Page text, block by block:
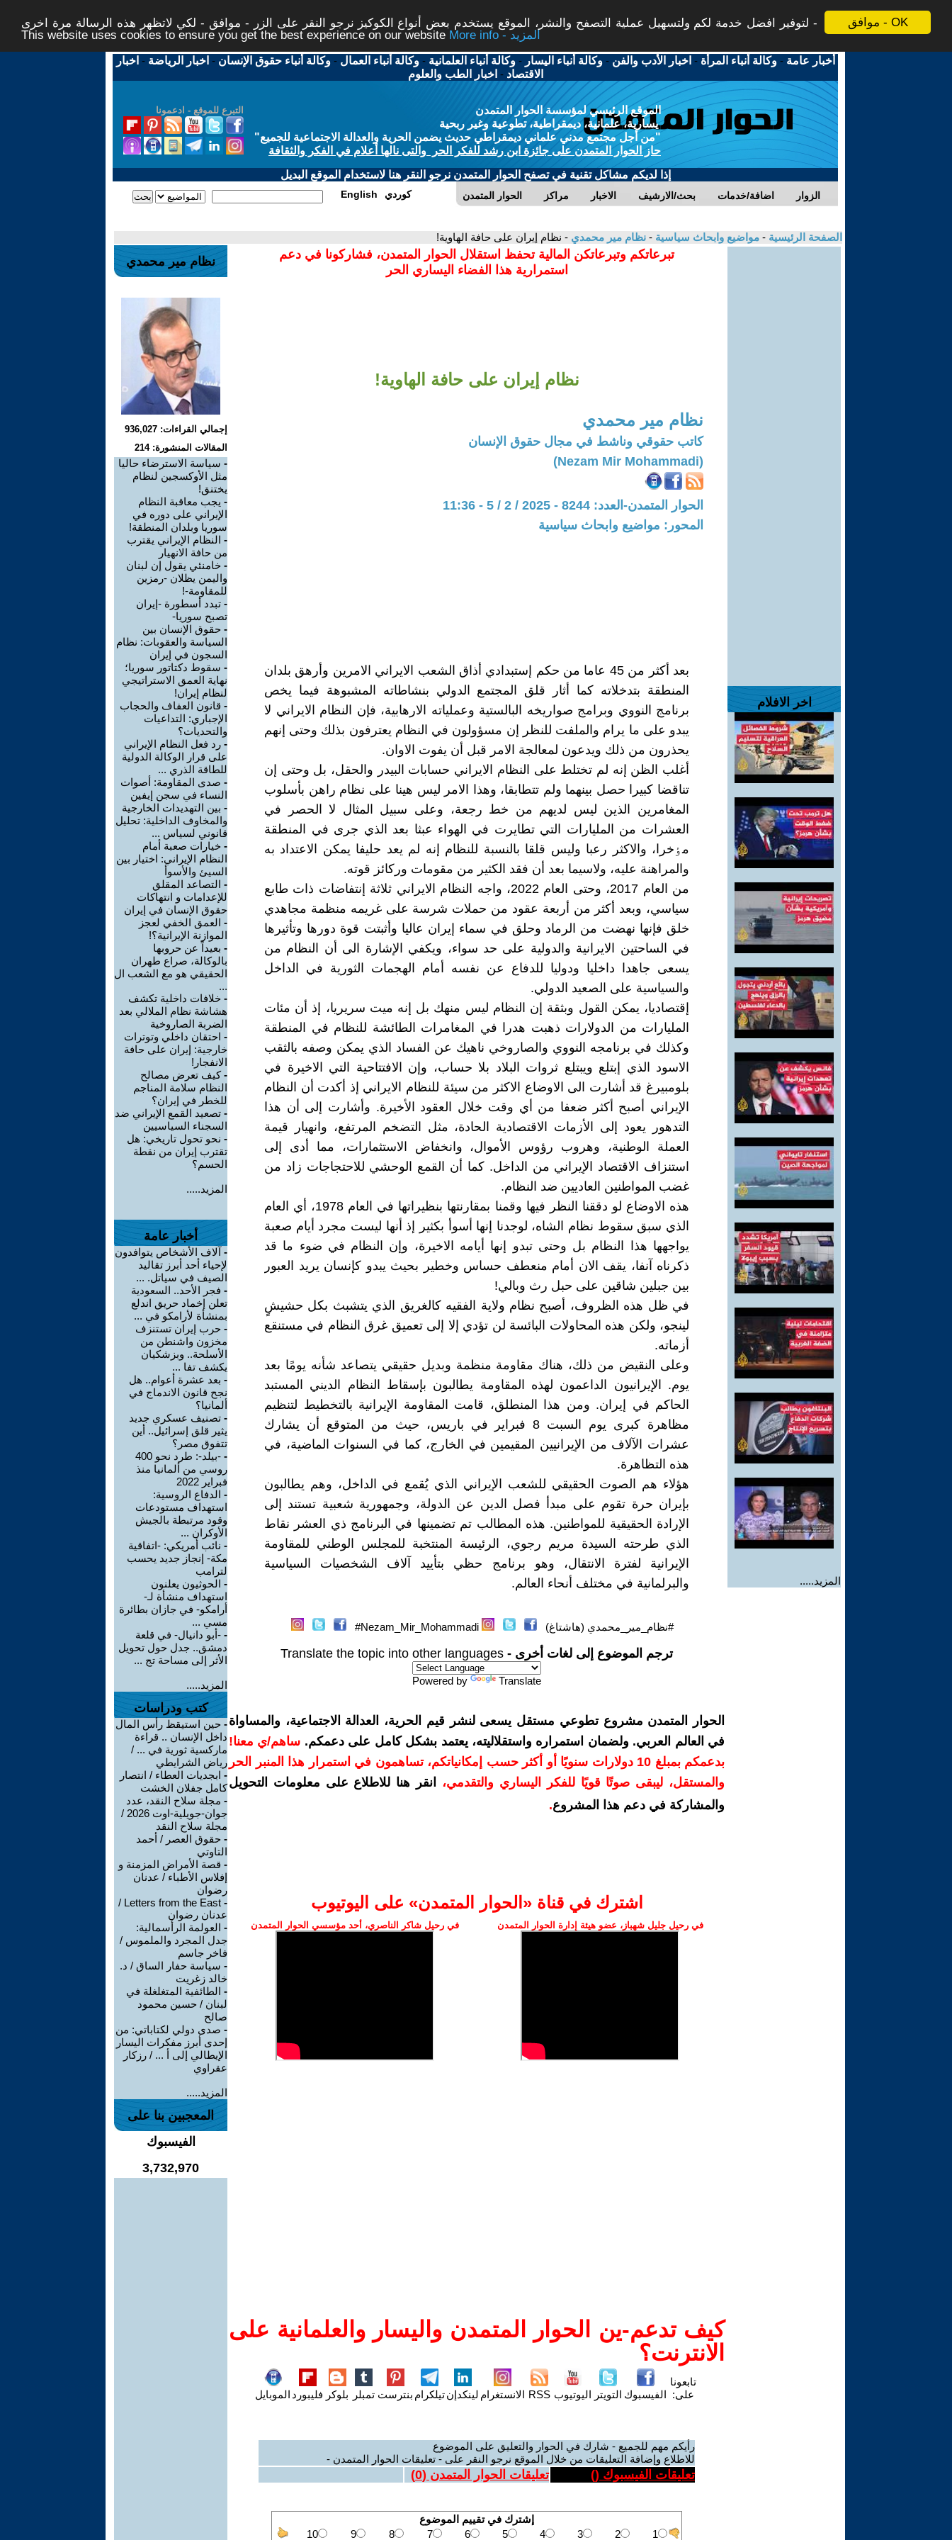
موافق - OK
لتوفير افضل خدمة لكم ولتسهيل عملية التصفح والنشر، الموقع يستخدم بعض أنواع الكوكيز نرجو النقر على الزر - موافق - لكي لاتظهر هذه الرسالة مرة اخرى -
This website uses cookies to ensure you get the best experience on our website
More info - المزيد
أخبار عامة -وكالة أنباء المرأة - اخبار الأدب والفن -وكالة أنباء اليسار -وكالة أنباء العلمانية -وكالة أنباء العمال -وكالة أنباء حقوق الإنسان - اخبار الرياضة - اخبار
الاقتصاد - اخبار الطب والعلوم
التبرع للموقع - ادعمونا
الموقع الرئيسي لمؤسسة الحوار المتمدن
يسارية، علمانية، ديمقراطية، تطوعية وغير ربحية
"من أجل مجتمع مدني علماني ديمقراطي حديث يضمن الحرية والعدالة الاجتماعية للجميع"
حاز الحوار المتمدن على جائزة ابن رشد للفكر الحر والتى نالها أعلام في الفكر والثقافة
إذا لديكم مشاكل تقنية في تصفح الحوار المتمدن نرجو النقر هنا لاستخدام الموقع البديل
الحوار المتمدن مراكز الاخبار بحث/الارشيف اضافة/خدمات الزوار English كوردي
الصفحة الرئيسية - مواضيع وابحاث سياسية - نظام مير محمدي - نظام إيران على حافة الهاوية!
اخر الافلام
المزيد.....
تبرعاتكم وتبرعاتكن المالية تحفظ استقلال الحوار المتمدن، فشاركونا في دعم
استمرارية هذا الفضاء اليساري الحر
نظام إيران على حافة الهاوية!
نظام مير محمدي
كاتب حقوقي وناشط في مجال حقوق الإنسان
(Nezam Mir Mohammadi)
الحوار المتمدن-العدد: 8244 - 2025 / 2 / 5 - 11:36
المحور: مواضيع وابحاث سياسية
بعد أکثر من 45 عاما من حکم إستبدادي أذاق الشعب الايراني الامرين وأرهق بلدان
المنطقة بتدخلاته کما أثار قلق المجتمع الدولي بنشاطاته المشبوهة فيما يخص
برنامج النووي وبرامج صواريخه البالستية وعملياته الارهابية، فإن النظام الايراني لا
يبدو على ما يرام والملفت للنظر إن مسؤولون في النظام يعترفون بذلك وحتى إنهم
يحذرون من ذلك ويدعون لمعالجة الامر قبل أن يفوت الاوان.
أغلب الظن إنه لم تختلط على النظام الايراني حسابات البيدر والحقل، بل وحتى إن
تناقضا کبيرا حصل بينهما ولم تتطابقا، وهذا الامر ليس هينا على نظام راهن بأسلوب
المغامرين الذين ليس لديهم من خط رجعة، وعلى سبيل المثال لا الحصر في
العشرات من المليارات التي تطايرت في الهواء عبثا بعد الذي جرى في المنطقة
مٶخرا، والاکثر رعبا وليس قلقا بالنسبة للنظام إنه لم يعد حليفا يمکن الاعتداد به
والمراهنة عليه، ولاسيما بعد أن فقد الکثير من مقومات ورکائز قوته.
من العام 2017، وحتى العام 2022، واجه النظام الايراني ثلاثة إنتفاضات ذات طابع
سياسي، وبعد أکثر من أربعة عقود من حملات شرسة على غريمه منظمة مجاهدي
خلق فإنها نهضت من الرماد وحلق في سماء إيران عاليا وأثبتت قوة دورها وتأثيرها
في الساحتين الايرانية والدولية على حد سواء، ويکفي الإشارة الى أن النظام من
يسعى جاهدا داخليا ودوليا للدفاع عن نفسه أمام الهجمات الثورية في الداخل
والسياسية على الصعيد الدولي.
إقتصاديا، يمکن القول وبثقة إن النظام ليس منهك بل إنه ميت سريريا، إذ أن مئات
المليارات من الدولارات ذهبت هدرا في المغامرات الطائشة للنظام في المنطقة
وکذلك في برنامجه النووي والصاروخي ناهيك عن الفساد الذي يمکن وصفه بالثقب
الاسود الذي إبتلع ويبتلع ثروات البلاد بلا حساب، وإن الافتتاحية التي الاخيرة في
بلومبيرغ قد أشارت الى الاوضاع الاکثر من سيئة للنظام الايراني إذ أکدت أن النظام
الإيراني أصبح أكثر ضعفا من أي وقت خلال العقود الأخيرة. وأشارت إلى أن هذا
التدهور يعود إلى الأزمات الاقتصادية الحادة، مثل التضخم المرتفع، وانهيار قيمة
العملة الوطنية، وهروب رؤوس الأموال، وانخفاض الاستثمارات، مما أدى إلى
استنزاف الاقتصاد الإيراني من الداخل. كما أن القمع الوحشي للاحتجاجات زاد من
غضب المواطنين العاديين ضد النظام.
هذه الاوضاع لو دققنا النظر فيها وقمنا بمقارنتها بنظيراتها في العام 1978، أي العام
الذي سبق سقوط نظام الشاه، لوجدنا إنها أسوأ بکثير إذ أنها ليست مجرد أيام صعبة
يواجهها هذا النظام بل وحتى تبدو إنها أيامه الاخيرة، وإن النظام في ضوء ما قد
ذکرناه آنفا، يقف الان أمام منعطف حساس وخطير بحيث يبدو کإنسان يريد العبور
بين جبلين شاقين على حبل رث وبالي!
في ظل هذه الظروف، أصبح نظام ولاية الفقيه كالغريق الذي يتشبث بكل حشیشٍ
لينجو، ولكن هذه المحاولات البائسة لن تؤدي إلا إلى تعميق غرق النظام في مستنقع
أزماته.
وعلى النقيض من ذلك، هناك مقاومة منظمة وبديل حقيقي يتصاعد شأنه يومًا بعد
يوم. الإيرانيون الداعمون لهذه المقاومة يطالبون بإسقاط النظام الديني المستبد
الحاكم في إيران. ومن هذا المنطلق، قامت المقاومة الإيرانية بالتخطيط لتنظيم
مظاهرة كبرى يوم السبت 8 فبراير في باريس، حيث من المتوقع أن يشارك
عشرات الآلاف من الإيرانيين المقيمين في الخارج، كما في السنوات الماضية، في
هذه التظاهرة.
هؤلاء هم الصوت الحقيقي للشعب الإيراني الذي يُقمع في الداخل، وهم يطالبون
بإيران حرة تقوم على مبدأ فصل الدين عن الدولة، وجمهورية شعبية تستند إلى
الإرادة الحقيقية للمواطنين. هذه المطالب تم تضمينها في البرنامج ذي العشر نقاط
الذي طرحته السيدة مريم رجوي، الرئيسة المنتخبة للمجلس الوطني للمقاومة
الإيرانية لفترة الانتقال، وهو برنامج حظي بتأييد آلاف الشخصيات السياسية
والبرلمانية في مختلف أنحاء العالم.
#نظام_مير_محمدي (هاشتاغ) Nezam_Mir_Mohammadi#
ترجم الموضوع إلى لغات أخرى - Translate the topic into other languages
Powered by Translate
الحوار المتمدن مشروع تطوعي مستقل يسعى لنشر قيم الحرية، العدالة الاجتماعية، والمساواة
في العالم العربي. ولضمان استمراره واستقلاليته، يعتمد بشكل كامل على دعمكم. ساهم/ي معنا!
بدعمكم بمبلغ 10 دولارات سنويًا أو أكثر حسب إمكانياتكم، تساهمون في استمرار هذا المنبر الحر
والمستقل، ليبقى صوتًا قويًا للفكر اليساري والتقدمي،
انقر هنا للاطلاع على معلومات التحويل
والمشاركة في دعم هذا المشروع.
اشترك في قناة ‫«الحوار المتمدن» على اليوتيوب
في رحيل جليل شهباز، عضو هيئة إدارة الحوار المتمدن في رحيل شاكر الناصري، أحد مؤسسي الحوار المتمدن
كيف تدعم-ين الحوار المتمدن واليسار والعلمانية على
الانترنت؟
تابعونا
على: الفيسبوك التويتر اليوتيوب RSS الانستغرام لينكدإنتيلكرام بنترست تمبلر بلوكر فليبورد الموبايل
رأيكم مهم للجميع - شارك في الحوار والتعليق على الموضوع
للاطلاع وإضافة التعليقات من خلال الموقع نرجو النقر على - تعليقات الحوار المتمدن -
تعليقات الفيسبوك () تعليقات الحوار المتمدن (0
)
نظام مير محمدي
إجمالي القراءات: 936,027
المقالات المنشورة: 214
- سياسة الاسترضاء حاليا
مثل الأوکسجين لنظام
يختنق!
- يجب معاقبة النظام
الإيراني على دوره في
سوريا وبلدان المنطقة!
- النظام الإيراني يقترب
من حافة الانهيار
- خامنئي يقول إن لبنان
واليمن يظلان -رمزين
للمقاومة-!
- تبدد أسطورة -إيران
تصبح سوريا-
- حقوق الإنسان بين
السياسة والعقوبات: نظام
السجون في إيران
- سقوط دكتاتور سوريا؛
نهاية العمق الاستراتيجي
لنظام إيران!
- قانون العفاف والحجاب
الإجباري: التداعيات
والتحديات؟
- رد فعل النظام الإيراني
على قرار الوكالة الدولية
للطاقة الذري ...
- صدى المقاومة: أصوات
النساء في سجن إيفين
- بين التهديدات الخارجية
والمخاوف الداخلية: تحليل
قانوني لسياس ...
- خيارات صعبة أمام
النظام الإيراني: اختيار بين
السيئ والأسوأ
- التصاعد المقلق
للإعدامات و انتهاكات
حقوق الإنسان في إيران
- العمق الخفي لعجز
الموازنة الإيرانية؟!
- بعيداً عن حروبها
بالوكالة، صراع طهران
الحقيقي هو مع الشعب ال
...
- خلافات داخلية تكشف
هشاشة نظام الملالي بعد
الضربة الصاروخية
- احتقان داخلي وتوترات
خارجية: إيران على حافة
الانفجار!
-كيف تعرض مصالح
النظام سلامة المناجم
للخطر في إيران؟
- تصعيد القمع الإيراني ضد
السجناء السياسيين
- نحو تحول تاريخي: هل
تقترب إيران من نقطة
الحسم؟
المزيد.....
أخبار عامة
- آلاف الأشخاص يتوافدون
لإحياء أحد أبرز تقاليد
الصيف في سياتل. ...
- فجر الأحد.. السعودية
تعلن إخماد حريق اندلع
بمنشأة لأرامكو في ...
- حرب إيران تستنزف
مخزون واشنطن من
الأسلحة.. وبزشكيان
يكشف تفا ...
- بعد عشرة أعوام.. هل
نجح قانون الاندماج في
ألمانيا؟
- تصنيف عسكري جديد
يثير قلق إسرائيل.. أين
تتفوق مصر؟
-
-بيلد-: طرد نحو 400
روسي من ألمانيا منذ
فبراير 2022
- الدفاع الروسية:
استهداف مستودعات
وقود مرتبطة بالجيش
الأوكران ...
- نائب أمريكي: -اتفاقية
مكة- إنجاز جديد يحسب
لترامب
- الحوثيون يعلنون
استهداف منشأة لـ-
أرامكو- في جازان بطائرة
مسي ...
- -أبو دانيال- في قلعة
دمشق.. جدل حول تحويل
الأثر إلى مساحة تج ...
المزيد.....
كتب ودراسات
- حين استيقظ رأس المال
داخل الإنسان .. قراءة
ماركسية ثورية في ... /
رياض الشرايطي
- ابجديات العطاء / انتصار
كامل جفلان الخشت
- مجلة سلاح النقد، عدد
جوان-جويلية-اوت 2026 /
مجلة سلاح النقد
- حقوق العصر / أحمد
التاوتي
- قصة الأمراض المزمنة و
إفلاس الأطباء / عدنان
رضوان
-
Letters from the East /
عدنان رضوان
- العولمة الرأسمالية:
جدل المجرد والملموس /
فاخر جاسم
- سياسة حفار الساق / د.
خالد زغريت
- الطائفية المتغلغلة في
لبنان / حسين محمود
صالح
- صدى دولي لكتاباتي: من
إحدى أبرز مفكرات اليسار
الإيطالي إلى أ ... / رزكار
عقراوي
المزيد.....
المعجبين بنا على
الفيسبوك
3,732,970